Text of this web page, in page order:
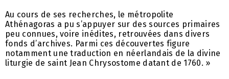
Au cours de ses recherches, le métropolite
Athénagoras a pu s’appuyer sur des sources primaires
peu connues, voire inédites, retrouvées dans divers
fonds d’archives. Parmi ces découvertes figure
notamment une traduction en néerlandais de la divine
liturgie de saint Jean Chrysostome datant de 1760. »